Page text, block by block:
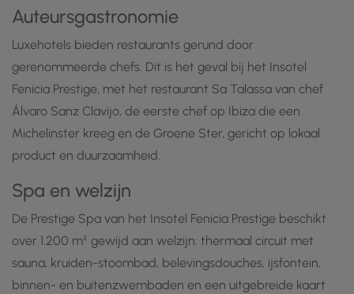
Auteursgastronomie
Luxehotels bieden restaurants gerund door
gerenommeerde chefs. Dit is het geval bij het Insotel
Fenicia Prestige, met het restaurant Sa Talassa van chef
Álvaro Sanz Clavijo, de eerste chef op Ibiza die een
Michelinster kreeg en de Groene Ster, gericht op lokaal
product en duurzaamheid.
Spa en welzijn
De Prestige Spa van het Insotel Fenicia Prestige beschikt
over 1.200 m² gewijd aan welzijn: thermaal circuit met
sauna, kruiden-stoombad, belevingsdouches, ijsfontein,
binnen- en buitenzwembaden en een uitgebreide kaart